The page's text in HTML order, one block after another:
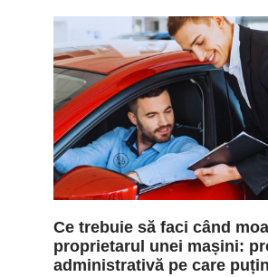
Ce trebuie să faci când
proprietarul unei mașini:
administrativă pe care